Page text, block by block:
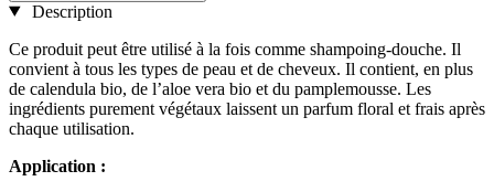
Description
Ce produit peut être utilisé à la fois comme shampoing-douche. Il
convient à tous les types de peau et de cheveux. Il contient, en plus
de calendula bio, de l’aloe vera bio et du pamplemousse. Les
ingrédients purement végétaux laissent un parfum floral et frais après
chaque utilisation.
Application :